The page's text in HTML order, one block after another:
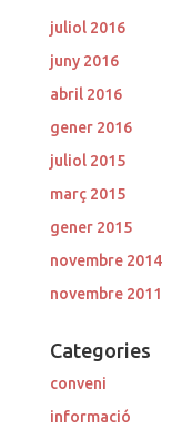
juliol 2016
juny 2016
abril 2016
gener 2016
juliol 2015
març 2015
gener 2015
novembre 2014
novembre 2011
Categories
conveni
informació